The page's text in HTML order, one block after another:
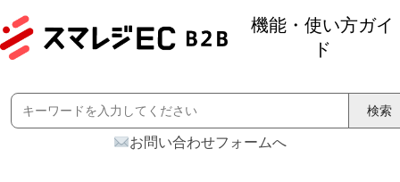
機能・使い方ガイ
ド
Search
for:
お問い合わせフォームへ